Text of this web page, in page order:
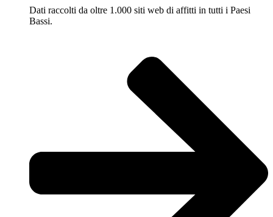
Dati raccolti da oltre 1.000 siti web di affitti in tutti i Paesi
Bassi.